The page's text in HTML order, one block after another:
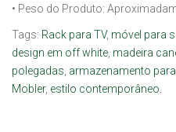
• Peso do Produto:
Tags: Rack para TV, móvel para
design em off white madeira
polegadas armazenamento
Mobler, estilo contemporâneo.